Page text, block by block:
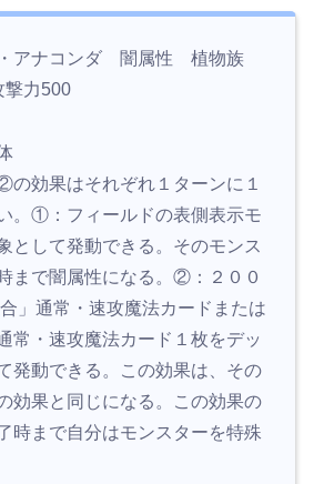
・アナコンダ 闇属性 植物族
力500
効果はそれぞれ１ターンに１
。①：フィールドの表側表示モ
として発動できる。そのモンス
まで闇属性になる。②：２００
」通常・速攻魔法カードまたは
常・速攻魔法カード１枚をデッ
発動できる。この効果は、その
効果と同じになる。この効果の
時まで自分はモンスターを特殊